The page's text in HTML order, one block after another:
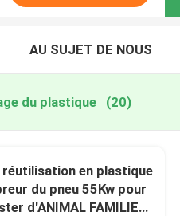
AU SUJET DE NOUS
du plastique (20)
réutilisation en plastique
du pneu 55Kw pour
d'ANIMAL FAMILIER